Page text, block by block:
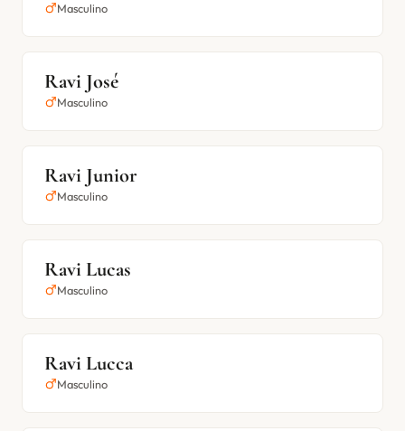
Masculino
Ravi José
Masculino
Ravi Junior
Masculino
Ravi Lucas
Masculino
Ravi Lucca
Masculino